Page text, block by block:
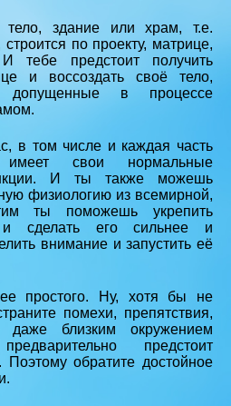
здание или храм, т.е.
по проекту, матрице,
тебе предстоит получить
и воссоздать своё тело,
допущенные в процессе
в том числе и каждая часть
имеет свои нормальные
И ты также можешь
физиологию из всемирной,
ты поможешь укрепить
и сделать его сильнее и
внимание и запустить её
простого. Ну, хотя бы не
помехи, препятствия,
даже близким окружением
предстоит
обратите достойное